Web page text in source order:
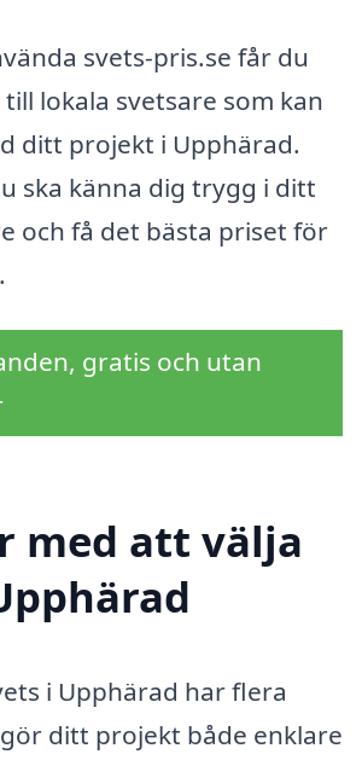
svets-pris.se får du
lokala svetsare som kan
ditt projekt i Upphärad.
ska känna dig trygg i ditt
och få det bästa priset för
gratis och utan
med att välja
i Upphärad har flera
ditt projekt både enklare